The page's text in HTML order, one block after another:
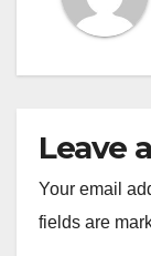
Leave
Your email
fields are